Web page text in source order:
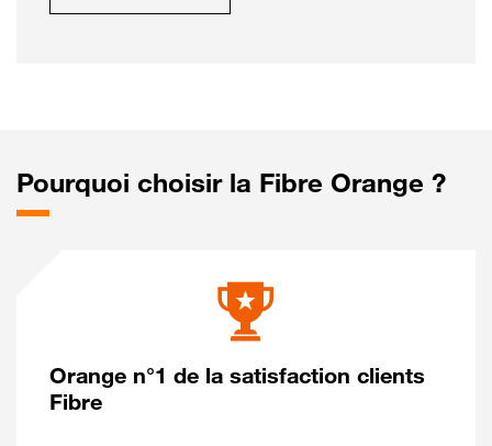
Pourquoi choisir la Fibre Orange ?
Orange n°1 de la satisfaction clients
Fibre